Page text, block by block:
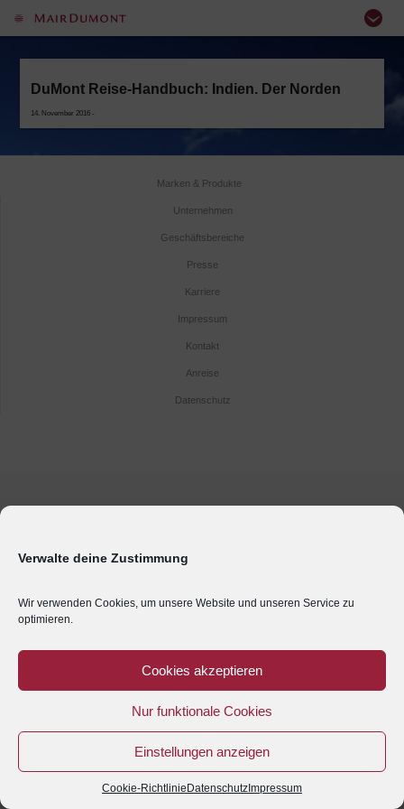
Verwalte deine Zustimmung
Wir verwenden Cookies, um unsere Website und unseren Service zu
optimieren.
Cookies akzeptieren
Nur funktionale Cookies
Einstellungen anzeigen
Cookie-Richtlinie Datenschutz Impressum
DuMont Reise-Handbuch: Indien. Der Norden
14. November 2016 -
Marken & Produkte
Unternehmen
Geschäftsbereiche
Presse
Karriere
Impressum
Kontakt
Anreise
Datenschutz